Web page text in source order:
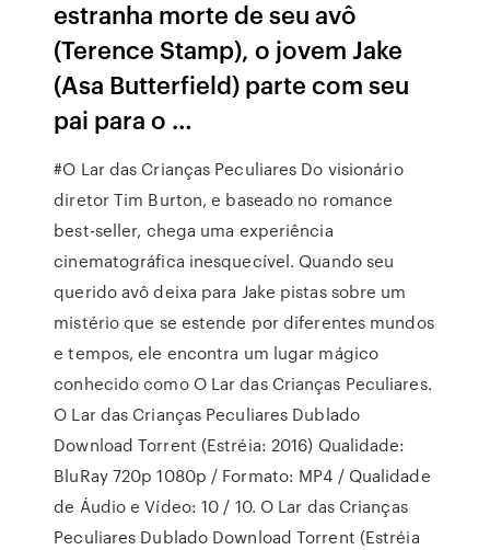
estranha morte de seu avô
(Terence Stamp), o jovem Jake
(Asa Butterfield) parte com seu
pai para o …
#O Lar das Crianças Peculiares Do visionário
diretor Tim Burton, e baseado no romance
best-seller, chega uma experiência
cinematográfica inesquecível. Quando seu
querido avô deixa para Jake pistas sobre um
mistério que se estende por diferentes mundos
e tempos, ele encontra um lugar mágico
conhecido como O Lar das Crianças Peculiares.
O Lar das Crianças Peculiares Dublado
Download Torrent (Estréia: 2016) Qualidade:
BluRay 720p 1080p / Formato: MP4 / Qualidade
de Áudio e Vídeo: 10 / 10. O Lar das Crianças
Peculiares Dublado Download Torrent (Estréia